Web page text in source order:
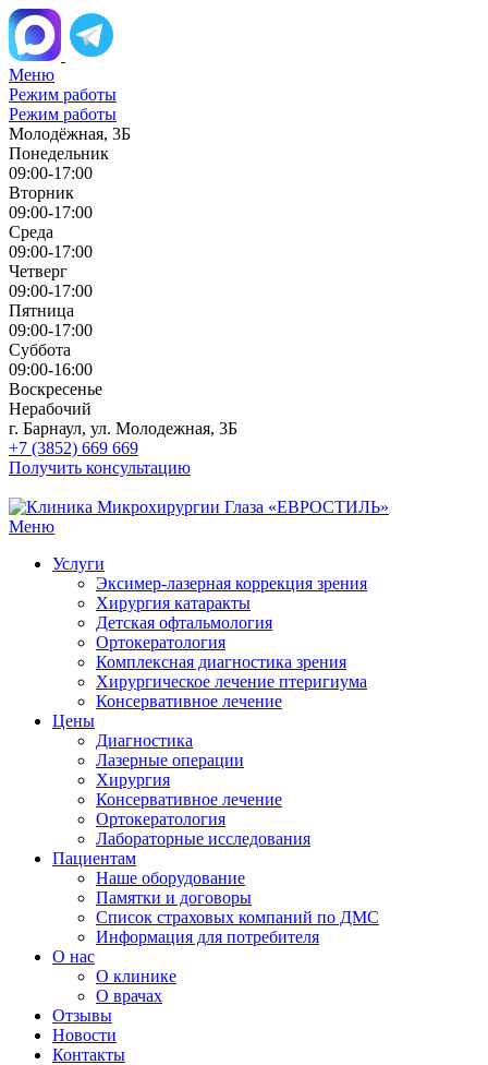
Меню
Режим работы
Режим работы
Молодёжная, 3Б
Понедельник
09:00-17:00
Вторник
09:00-17:00
Среда
09:00-17:00
Четверг
09:00-17:00
Пятница
09:00-17:00
Суббота
09:00-16:00
Воскресенье
Нерабочий
г. Барнаул, ул. Молодежная, 3Б
+7 (3852) 669 669
Получить консультацию
Меню
Услуги
Эксимер-лазерная коррекция зрения
Хирургия катаракты
Детская офтальмология
Ортокератология
Комплексная диагностика зрения
Хирургическое лечение птеригиума
Консервативное лечение
Цены
Диагностика
Лазерные операции
Хирургия
Консервативное лечение
Ортокератология
Лабораторные исследования
Пациентам
Наше оборудование
Памятки и договоры
Список страховых компаний по ДМС
Информация для потребителя
О нас
О клинике
О врачах
Отзывы
Новости
Контакты